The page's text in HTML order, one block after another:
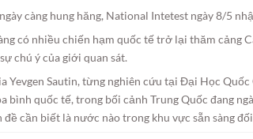
càng hung hăng, National Intetest ngày 8/5
có nhiều chiến hạm quốc tế trở lại thăm cảng
chú ý của giới quan sát.
Yevgen Sautin, từng nghiên cứu tại Đại Học
bình quốc tế, trong bối cảnh Trung Quốc đang
đề cần biết là nước nào trong khu vực sẵn sàng